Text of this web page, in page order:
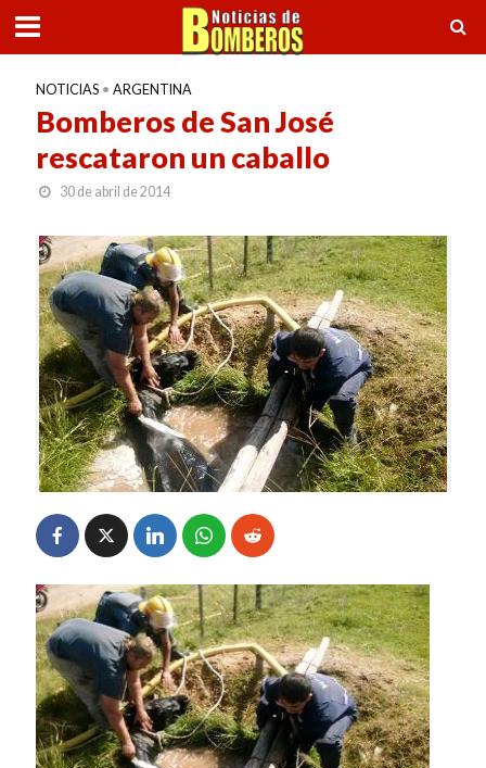
NOTICIAS • ARGENTINA
Bomberos de San José
rescataron un caballo
30 de abril de 2014